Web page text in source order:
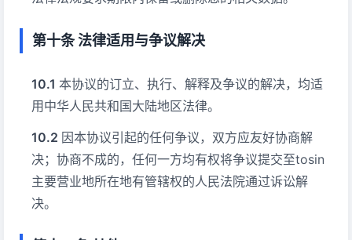
第十条 法律适用与争议解决
本协议的订立、执行、解释及争议的解决，均适
用中华人民共和国大陆地区法律。
因本协议引起的任何争议，双方应友好协商解
决；协商不成的，任何一方均有权将争议提交至tosin
主要营业地所在地有管辖权的人民法院通过诉讼解
决。